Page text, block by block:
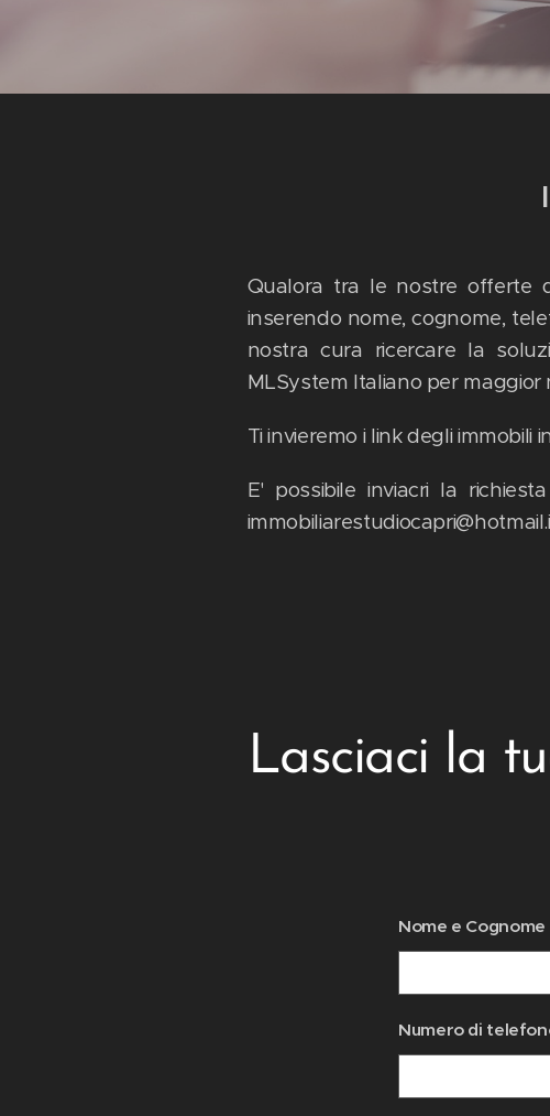
Qualora tra le nostre offerte
inserendo nome, cognome,
nostra cura ricercare la
MLSystem Italiano per maggior
Ti invieremo i link degli
E' possibile inviacri la
Lasciaci la
Nome e Cognome
Numero di